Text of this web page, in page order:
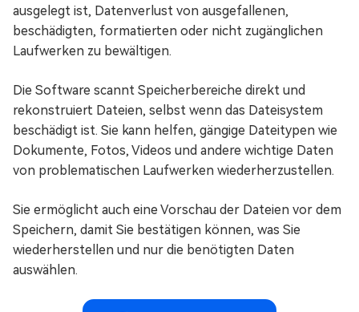
ausgelegt ist, Datenverlust von ausgefallenen,
beschädigten, formatierten oder nicht zugänglichen
Laufwerken zu bewältigen.
Die Software scannt Speicherbereiche direkt und
rekonstruiert Dateien, selbst wenn das Dateisystem
beschädigt ist. Sie kann helfen, gängige Dateitypen wie
Dokumente, Fotos, Videos und andere wichtige Daten
von problematischen Laufwerken wiederherzustellen.
Sie ermöglicht auch eine Vorschau der Dateien vor dem
Speichern, damit Sie bestätigen können, was Sie
wiederherstellen und nur die benötigten Daten
auswählen.